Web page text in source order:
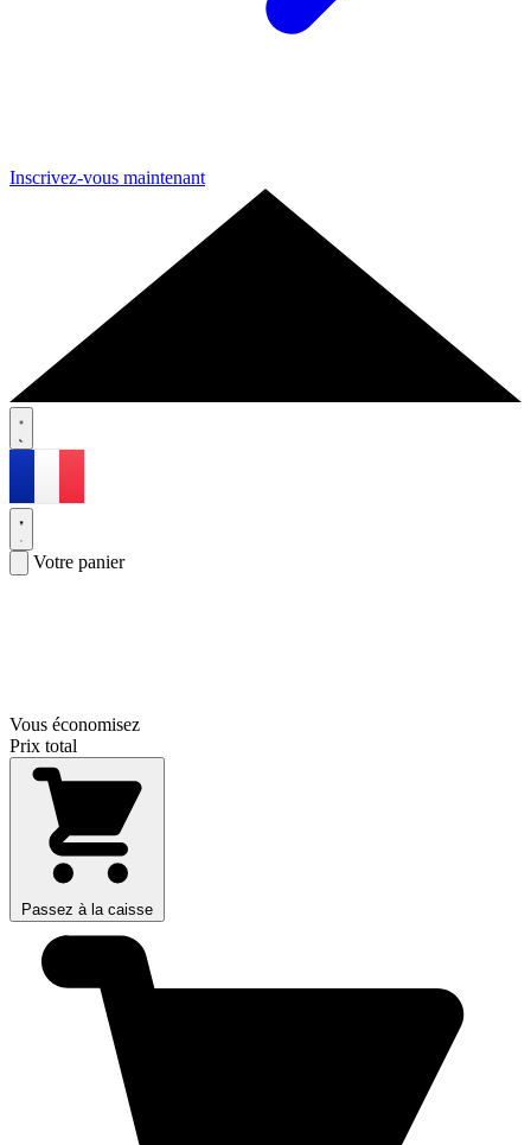
Inscrivez-vous maintenant
Votre panier
Vous économisez
Prix total
Passez à la caisse